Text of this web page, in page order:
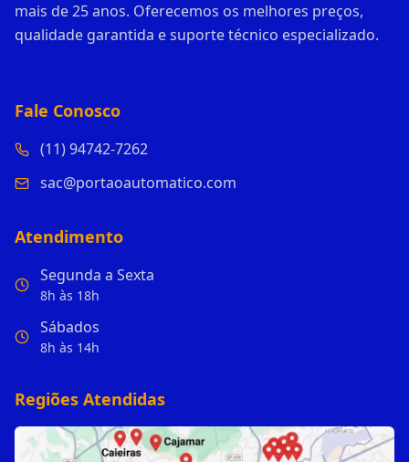
mais de 25 anos. Oferecemos os melhores preços,
qualidade garantida e suporte técnico especializado.
Fale Conosco
(11) 94742-7262
sac@portaoautomatico.com
Atendimento
Segunda a Sexta
8h às 18h
Sábados
8h às 14h
Regiões Atendidas